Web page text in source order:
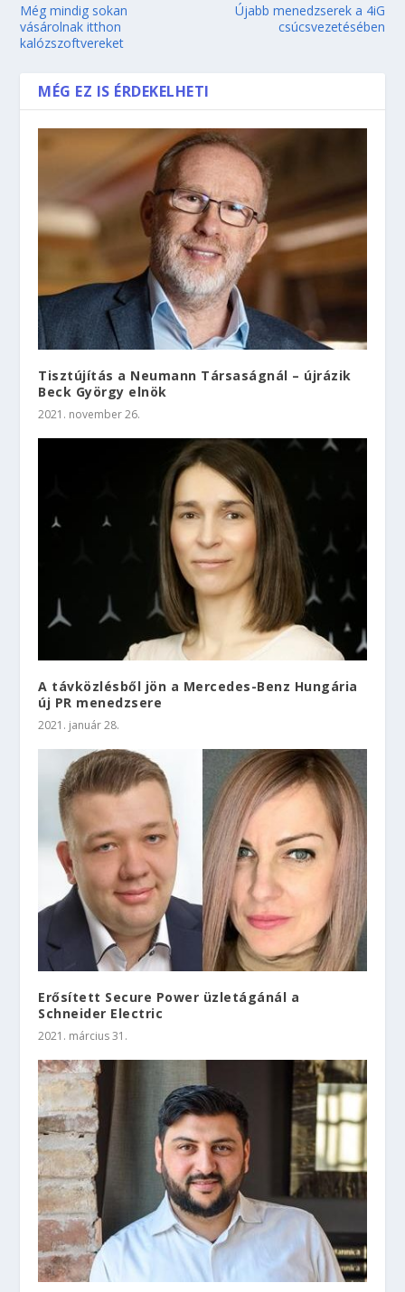
Még mindig sokan
vásárolnak itthon
kalózszoftvereket
Újabb menedzserek a 4iG
csúcsvezetésében
MÉG EZ IS ÉRDEKELHETI
Tisztújítás a Neumann Társaságnál – újrázik
Beck György elnök
2021. november 26.
A távközlésből jön a Mercedes-Benz Hungária
új PR menedzsere
2021. január 28.
Erősített Secure Power üzletágánál a
Schneider Electric
2021. március 31.